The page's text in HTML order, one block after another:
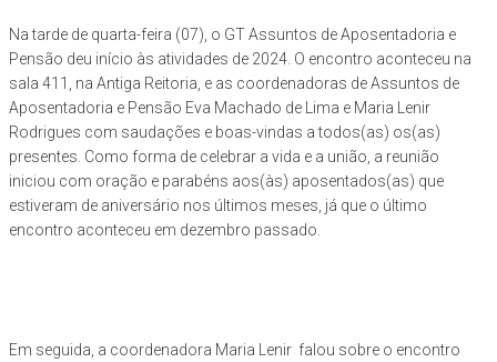
Na tarde de quarta-feira (07), o GT Assuntos de Aposentadoria e
Pensão deu início às atividades de 2024. O encontro aconteceu na
sala 411, na Antiga Reitoria, e as coordenadoras de Assuntos de
Aposentadoria e Pensão Eva Machado de Lima e Maria Lenir
Rodrigues com saudações e boas-vindas a todos(as) os(as)
presentes. Como forma de celebrar a vida e a união, a reunião
iniciou com oração e parabéns aos(às) aposentados(as) que
estiveram de aniversário nos últimos meses, já que o último
encontro aconteceu em dezembro passado.
Em seguida, a coordenadora Maria Lenir falou sobre o encontro